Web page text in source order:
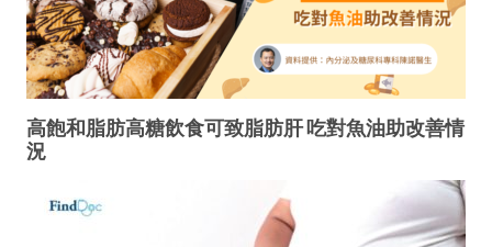
高飽和脂肪高糖飲食可致脂肪肝 吃對魚油助改善情
況